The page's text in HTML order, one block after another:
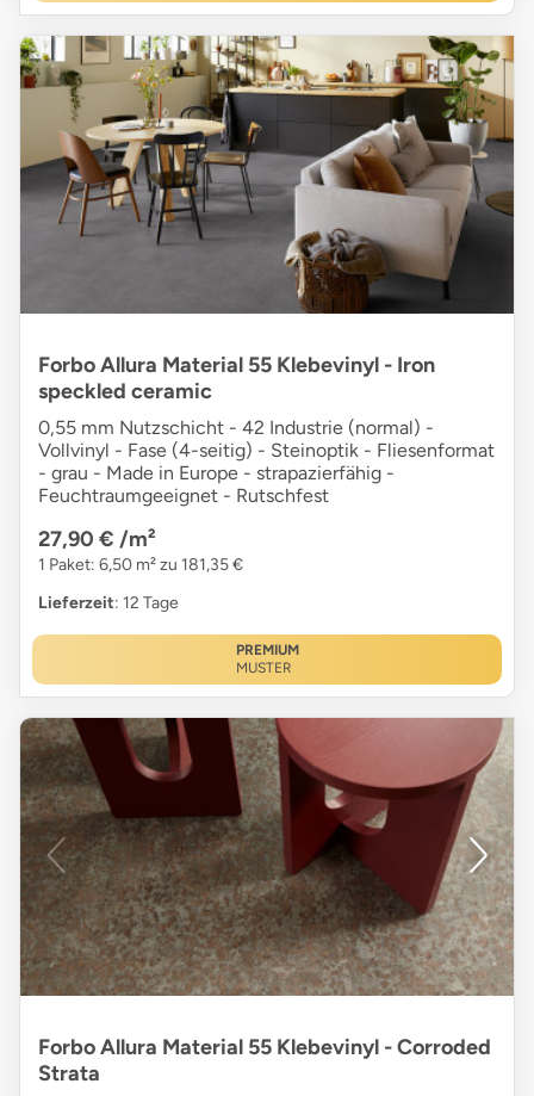
Forbo Allura Material 55 Klebevinyl - Iron
speckled ceramic
0,55 mm Nutzschicht - 42 Industrie (normal) -
Vollvinyl - Fase (4-seitig) - Steinoptik - Fliesenformat
- grau - Made in Europe - strapazierfähig -
Feuchtraumgeeignet - Rutschfest
27,90 € /m²
1 Paket: 6,50 m² zu 181,35 €
Lieferzeit: 12 Tage
PREMIUM
MUSTER
Forbo Allura Material 55 Klebevinyl - Corroded
Strata